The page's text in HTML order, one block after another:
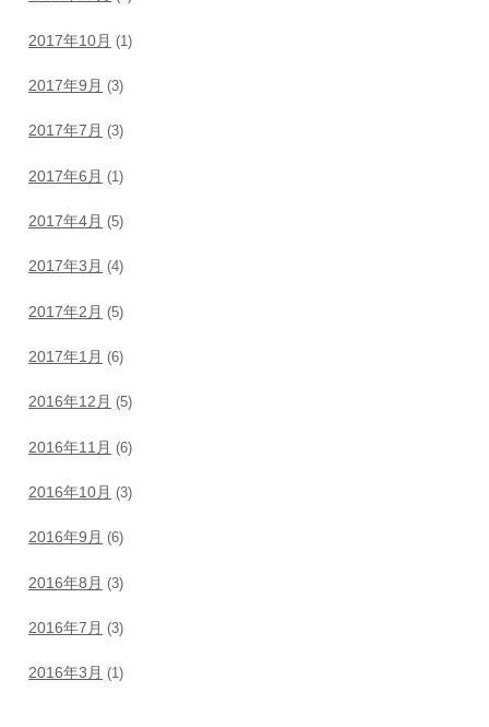
2017年10月 (1)
2017年9月 (3)
2017年7月 (3)
2017年6月 (1)
2017年4月 (5)
2017年3月 (4)
2017年2月 (5)
2017年1月 (6)
2016年12月 (5)
2016年11月 (6)
2016年10月 (3)
2016年9月 (6)
2016年8月 (3)
2016年7月 (3)
2016年3月 (1)